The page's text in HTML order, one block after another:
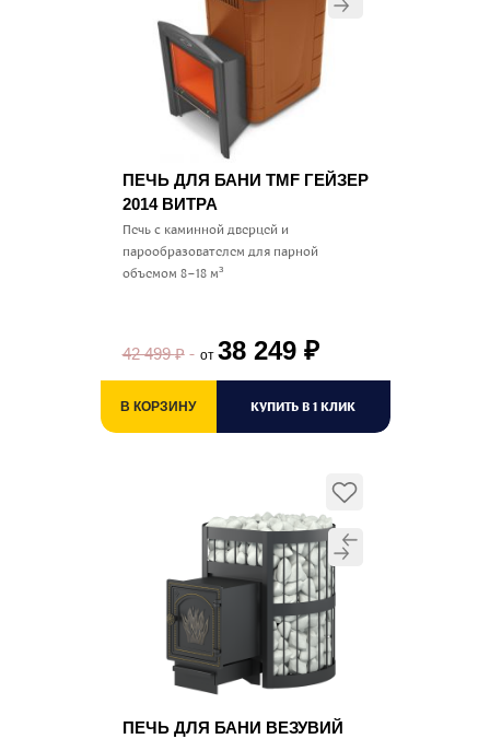
ПЕЧЬ ДЛЯ БАНИ TMF ГЕЙЗЕР
2014 ВИТРА
Печь с каминной дверцей и
парообразователем для парной
объемом 8–18 м³
42 499₽ от 38 249 ₽
В КОРЗИНУ КУПИТЬ В 1 КЛИК
ПЕЧЬ ДЛЯ БАНИ ВЕЗУВИЙ